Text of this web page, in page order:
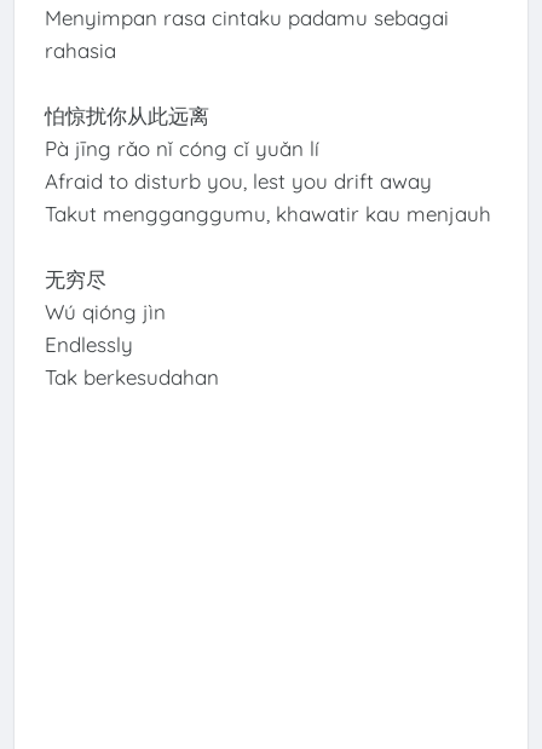
Menyimpan rasa cintaku padamu sebagai
rahasia
怕惊扰你从此远离
Pà jīng rǎo nǐ cóng cǐ yuǎn lí
Afraid to disturb you, lest you drift away
Takut mengganggumu, khawatir kau menjauh
无穷尽
Wú qióng jìn
Endlessly
Tak berkesudahan